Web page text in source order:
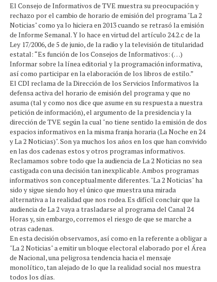
El Consejo de Informativos de TVE muestra su preocupación y
rechazo por el cambio de horario de emisión del programa "La 2
Noticias" como ya lo hiciera en 2013 cuando se retrasó la emisión
de Informe Semanal. Y lo hace en virtud del artículo 24.2.c de la
Ley 17/2006, de 5 de junio, de la radio y la televisión de titularidad
estatal: “Es función de los Consejos de Informativos: (…)
Informar sobre la línea editorial y la programación informativa,
así como participar en la elaboración de los libros de estilo.”
El CDI reclama de la Dirección de los Servicios Informativos la
defensa activa del horario de emisión del programa y que no
asuma (tal y como nos dice que asume en su respuesta a nuestra
petición de información), el argumento de la presidencia y la
dirección de TVE según la cual "no tiene sentido la emisión de dos
espacios informativos en la misma franja horaria (La Noche en 24
y La 2 Noticias)". Son ya muchos los años en los que han convivido
en las dos cadenas estos y otros programas informativos.
Reclamamos sobre todo que la audiencia de La 2 Noticias no sea
castigada con una decisión tan inexplicable. Ambos programas
informativos son conceptualmente diferentes. "La 2 Noticias" ha
sido y sigue siendo hoy el único que muestra una mirada
alternativa a la realidad que nos rodea. Es difícil concluir que la
audiencia de La 2 vaya a trasladarse al programa del Canal 24
Horas y, sin embargo, corremos el riesgo de que se marche a
otras cadenas.
En esta decisión observamos, así como en la referente a obligar a
"La 2 Noticias" a emitir un bloque electoral elaborado por el Área
de Nacional, una peligrosa tendencia hacia el mensaje
monolítico, tan alejado de lo que la realidad social nos muestra
todos los días.